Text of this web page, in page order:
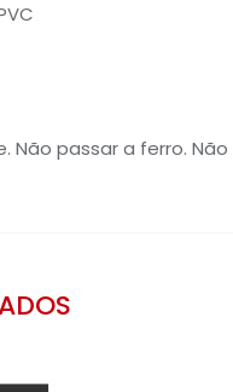
Não passar a ferro.